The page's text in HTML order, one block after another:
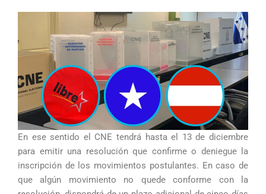
En ese sentido el CNE tendrá hasta el 13 de diciembre
para emitir una resolución que confirme o deniegue la
inscripción de los movimientos postulantes. En caso de
que algún movimiento no quede conforme con la